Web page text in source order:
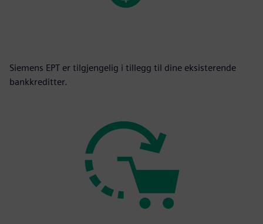
Siemens EPT er tilgjengelig i tillegg til dine eksisterende
bankkreditter.